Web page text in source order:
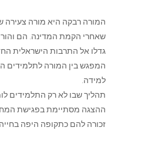
המורה רבקה היא מורה צעירה
שאחרי הקמת המדינה. הם
גדלו אל התרבות הישראלית
המפגש בין המורה לתלמידים
למידה.
תהליך שבו לא רק התלמידים
ההצגה מסתיימת בפגישת
זכורה להם כתקופה היפה